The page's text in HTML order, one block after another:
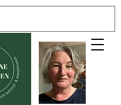
STAPPEN